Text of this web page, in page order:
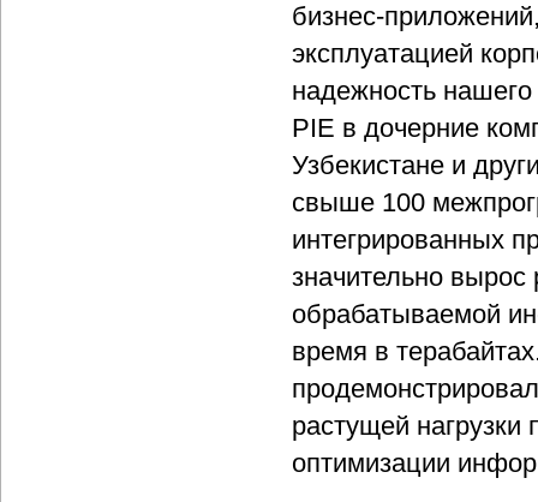
бизнес-
эксплуатацией
надежность
PIE в дочерние
Узбекистане и
свыше 100
интегрированных
значительно
обрабатываемой
время в
растущей
оптимизации